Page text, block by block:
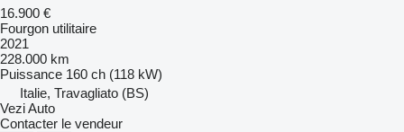
16.900 €
Fourgon utilitaire
2021
228.000 km
Puissance 160 ch (118 kW)
Italie, Travagliato (BS)
Vezi Auto
Contacter le vendeur